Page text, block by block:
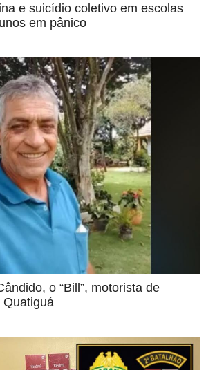
e suicídio coletivo em escolas
em pânico
o “Bill”, motorista de
Quatiguá